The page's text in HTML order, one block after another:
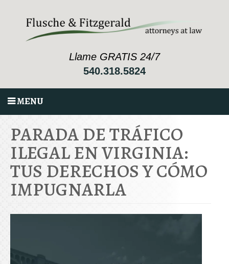
Llame GRATIS 24/7
540.318.5824
MENU
PARADA DE TRÁFICO
ILEGAL EN VIRGINIA:
TUS DERECHOS Y CÓMO
IMPUGNARLA